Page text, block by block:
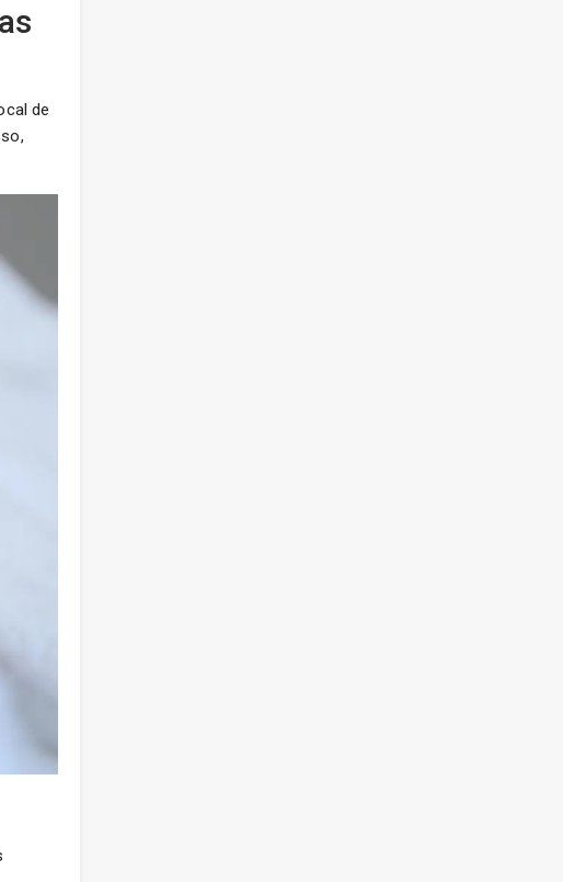
de